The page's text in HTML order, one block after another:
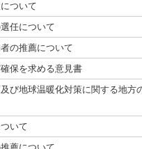
ついて
任について
の推薦について
保を求める意見書
及び地球温暖化対策に関する地方
いて